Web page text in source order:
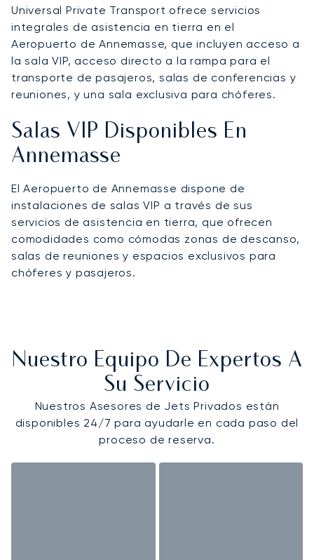
Universal Private Transport ofrece servicios
integrales de asistencia en tierra en el
Aeropuerto de Annemasse, que incluyen acceso a
la sala VIP, acceso directo a la rampa para el
transporte de pasajeros, salas de conferencias y
reuniones, y una sala exclusiva para chóferes.
Salas VIP Disponibles En
Annemasse
El Aeropuerto de Annemasse dispone de
instalaciones de salas VIP a través de sus
servicios de asistencia en tierra, que ofrecen
comodidades como cómodas zonas de descanso,
salas de reuniones y espacios exclusivos para
chóferes y pasajeros.
Nuestro Equipo De Expertos A
Su Servicio
Nuestros Asesores de Jets Privados están
disponibles 24/7 para ayudarle en cada paso del
proceso de reserva.